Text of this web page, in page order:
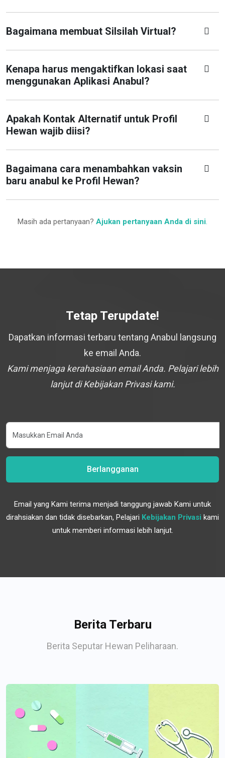
Bagaimana membuat Silsilah Virtual?
Kenapa harus mengaktifkan lokasi saat
menggunakan Aplikasi Anabul?
Apakah Kontak Alternatif untuk Profil
Hewan wajib diisi?
Bagaimana cara menambahkan vaksin
baru anabul ke Profil Hewan?
Masih ada pertanyaan? Ajukan pertanyaan Anda di sini.
Tetap Terupdate!
Dapatkan informasi terbaru tentang Anabul langsung
ke email Anda.
Kami menjaga kerahasiaan email Anda. Pelajari lebih
lanjut di Kebijakan Privasi kami.
Berlangganan
Email yang Kami terima menjadi tanggung jawab Kami untuk
dirahsiakan dan tidak disebarkan, Pelajari Kebijakan Privasi kami
untuk memberi informasi lebih lanjut.
Berita Terbaru
Berita Seputar Hewan Peliharaan.